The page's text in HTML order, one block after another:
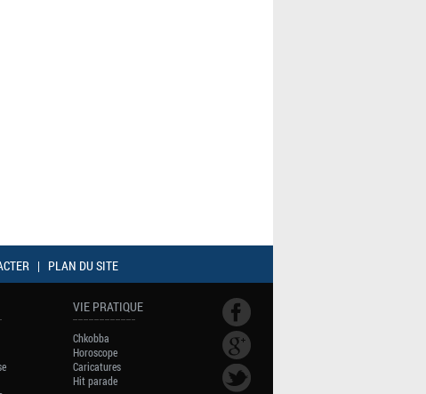
| PLAN DU SITE
VIE PRATIQUE
Chkobba
Horoscope
Caricatures
Hit parade